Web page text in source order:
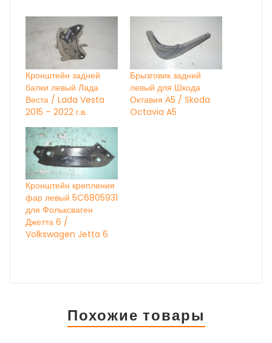
Кронштейн задней
балки левый Лада
Веста / Lada Vesta
2015 – 2022 г.в.
Брызговик задний
левый для Шкода
Октавия А5 / Skoda
Octavia A5
Кронштейн крепления
фар левый 5C6805931
для Фольксваген
Джетта 6 /
Volkswagen Jetta 6
Похожие товары